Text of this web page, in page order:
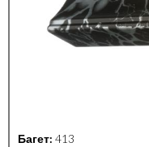
Багет: 413